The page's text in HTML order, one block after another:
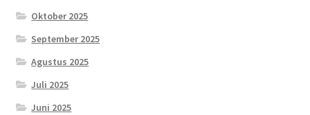
Oktober 2025
September 2025
Agustus 2025
Juli 2025
Juni 2025